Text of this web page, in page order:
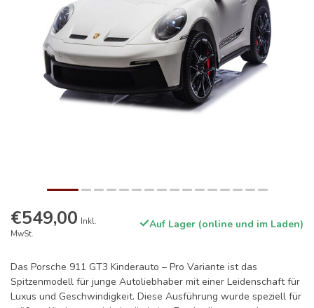
€549,00 Inkl.
MwSt.
Auf Lager (online und im Laden)
Das Porsche 911 GT3 Kinderauto – Pro Variante ist das
Spitzenmodell für junge Autoliebhaber mit einer Leidenschaft für
Luxus und Geschwindigkeit. Diese Ausführung wurde speziell für